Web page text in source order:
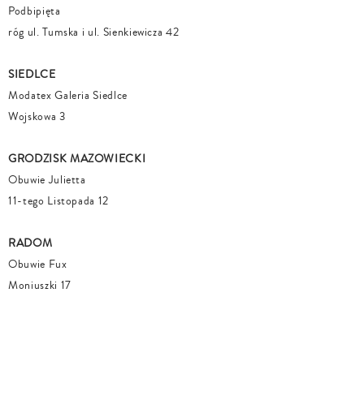
Podbipięta
róg ul. Tumska i ul. Sienkiewicza 42
SIEDLCE
Modatex Galeria Siedlce
Wojskowa 3
GRODZISK MAZOWIECKI
Obuwie Julietta
11-tego Listopada 12
RADOM
Obuwie Fux
Moniuszki 17